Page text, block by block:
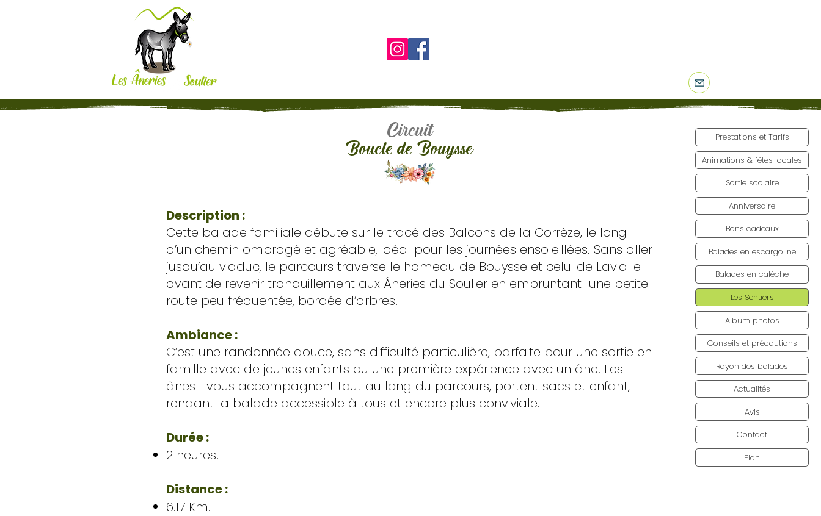
Prestations et Tarifs
Animations & fêtes locales
Sortie scolaire
Anniversaire
Bons cadeaux
Balades en escargoline
Balades en calèche
Les Sentiers
Album photos
Conseils et précautions
Rayon des balades
Actualités
Avis
Contact
Plan
Circuit
Boucle de Bouysse
Description :
Cette balade familiale débute sur le tracé des Balcons de la Corrèze, le long
d’un chemin ombragé et agréable, idéal pour les journées ensoleillées. Sans aller
jusqu’au viaduc, le parcours traverse le hameau de Bouysse et celui de Lavialle
avant de revenir tranquillement aux Âneries du Soulier en empruntant une petite
route peu fréquentée, bordée d’arbres.
Ambiance :
C’est une randonnée douce, sans difficulté particulière, parfaite pour une sortie en
famille avec de jeunes enfants ou une première expérience avec un âne. Les
ânes vous accompagnent tout au long du parcours, portent sacs et enfant,
rendant la balade accessible à tous et encore plus conviviale.
Durée :
2 heures.
Distance :
6.17 Km.